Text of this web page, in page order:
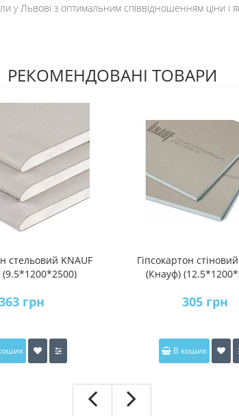
у Львові з оптимальним співвідношенням ціни і
РЕКОМЕНДОВАНІ ТОВАРИ
стельовий KNAUF
(9.5*1200*2500)
грн
Гіпсокартон
(Кнауф)
305 грн
В кошик